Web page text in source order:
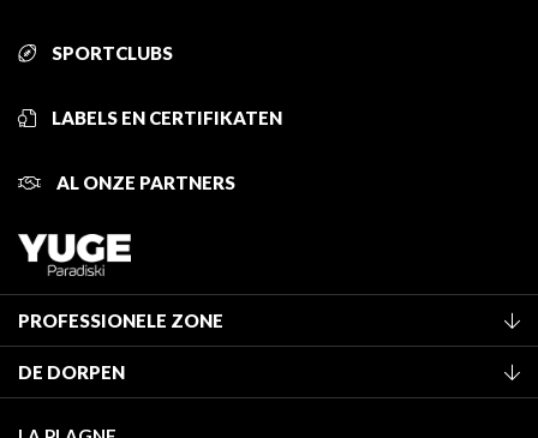
SPORTCLUBS
LABELS EN CERTIFIKATEN
AL ONZE PARTNERS
PROFESSIONELE ZONE
Classificatie van de gemeubileerde accommodaties
Verblijfstaks
DE DORPEN